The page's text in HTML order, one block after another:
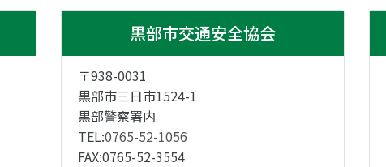
黒部市交通安全協会
〒938-0031
黒部市三日市1524-1
黒部警察署内
TEL:0765-52-1056
FAX:0765-52-3554